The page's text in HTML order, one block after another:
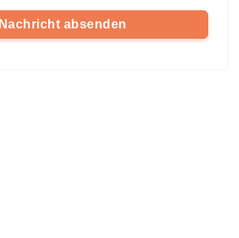
Nachricht absenden